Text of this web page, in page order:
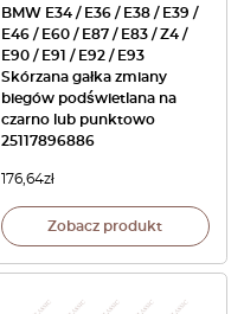
BMW E34 / E36 / E38 / E39 /
E46 / E60 / E87 / E83 / Z4 /
E90 / E91 / E92 / E93
Skórzana gałka zmiany
biegów podświetlana na
czarno lub punktowo
25117896886
176,64zł
Zobacz produkt